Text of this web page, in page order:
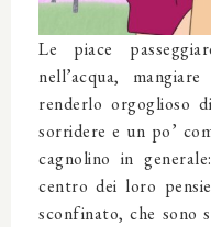
Le piace
nell’acqua,
renderlo orgoglioso
sorridere e un po’
cagnolino in
centro dei loro
sconfinato, che sono